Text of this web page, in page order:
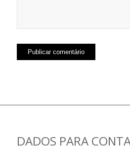
DADOS PARA